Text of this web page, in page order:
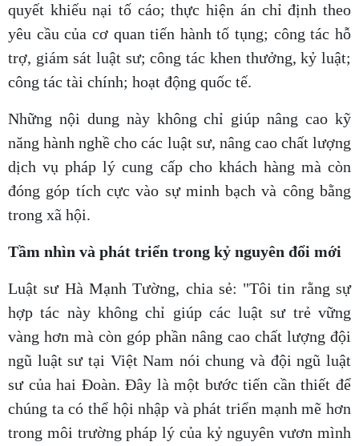
quyết khiếu nại tố cáo; thực hiện án chỉ định theo
yêu cầu của cơ quan tiến hành tố tụng; công tác hỗ
trợ, giám sát luật sư; công tác khen thưởng, kỷ luật;
công tác tài chính; hoạt động quốc tế.
Những nội dung này không chỉ giúp nâng cao kỹ
năng hành nghề cho các luật sư, nâng cao chất lượng
dịch vụ pháp lý cung cấp cho khách hàng mà còn
đóng góp tích cực vào sự minh bạch và công bằng
trong xã hội.
Tầm nhìn và phát triển trong kỷ nguyên đổi mới
Luật sư Hà Mạnh Tường, chia sẻ: "Tôi tin rằng sự
hợp tác này không chỉ giúp các luật sư trẻ vững
vàng hơn mà còn góp phần nâng cao chất lượng đội
ngũ luật sư tại Việt Nam nói chung và đội ngũ luật
sư của hai Đoàn. Đây là một bước tiến cần thiết để
chúng ta có thể hội nhập và phát triển mạnh mẽ hơn
trong môi trường pháp lý của kỷ nguyên vươn mình